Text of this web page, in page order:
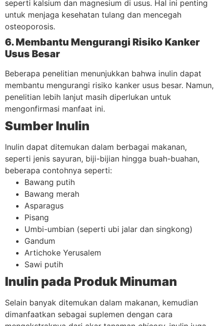
seperti kalsium dan magnesium di usus. Hal ini penting
untuk menjaga kesehatan tulang dan mencegah
osteoporosis.
6. Membantu Mengurangi Risiko Kanker
Usus Besar
Beberapa penelitian menunjukkan bahwa inulin dapat
membantu mengurangi risiko kanker usus besar. Namun,
penelitian lebih lanjut masih diperlukan untuk
mengonfirmasi manfaat ini.
Sumber Inulin
Inulin dapat ditemukan dalam berbagai makanan,
seperti jenis sayuran, biji-bijian hingga buah-buahan,
beberapa contohnya seperti:
Bawang putih
Bawang merah
Asparagus
Pisang
Umbi-umbian (seperti ubi jalar dan singkong)
Gandum
Artichoke Yerusalem
Sawi putih
Inulin pada Produk Minuman
Selain banyak ditemukan dalam makanan, kemudian
dimanfaatkan sebagai suplemen dengan cara